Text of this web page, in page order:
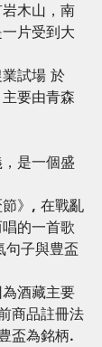
木山，南
片受到大
試場 於
要由青森
，是一個盛
》, 在戰亂
的一首歌
子與豊盃
酒藏主要
商品註冊法
盃為銘柄.